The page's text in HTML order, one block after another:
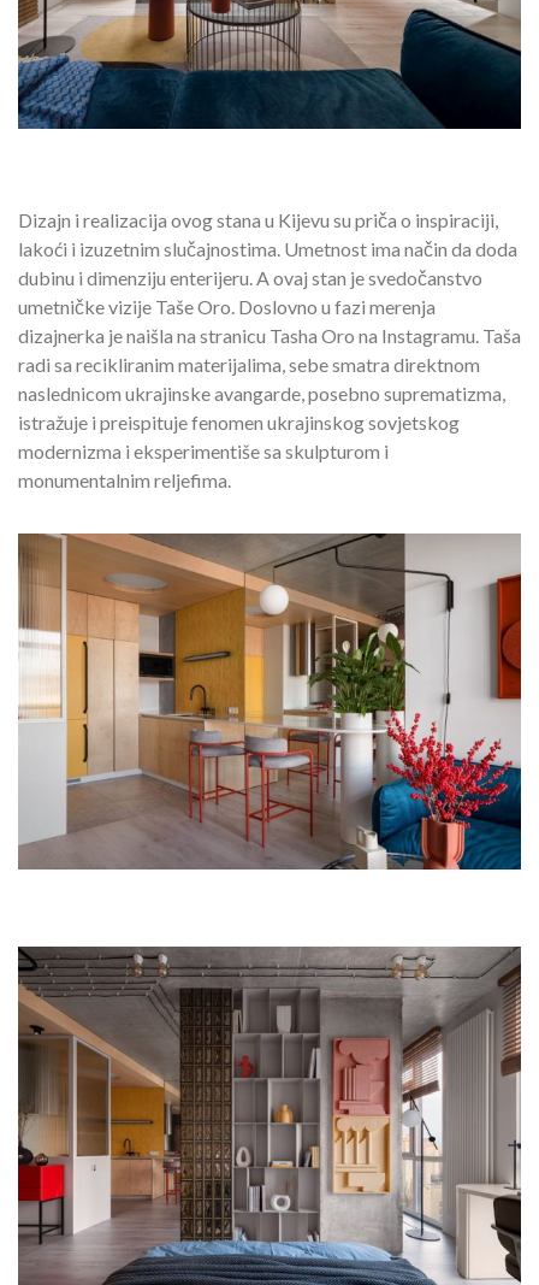
Dizajn i realizacija ovog stana u Kijevu su priča o inspiraciji,
lakoći i izuzetnim slučajnostima. Umetnost ima način da doda
dubinu i dimenziju enterijeru. A ovaj stan je svedočanstvo
umetničke vizije Taše Oro. Doslovno u fazi merenja
dizajnerka je naišla na stranicu Tasha Oro na Instagramu. Taša
radi sa recikliranim materijalima, sebe smatra direktnom
naslednicom ukrajinske avangarde, posebno suprematizma,
istražuje i preispituje fenomen ukrajinskog sovjetskog
modernizma i eksperimentiše sa skulpturom i
monumentalnim reljefima.